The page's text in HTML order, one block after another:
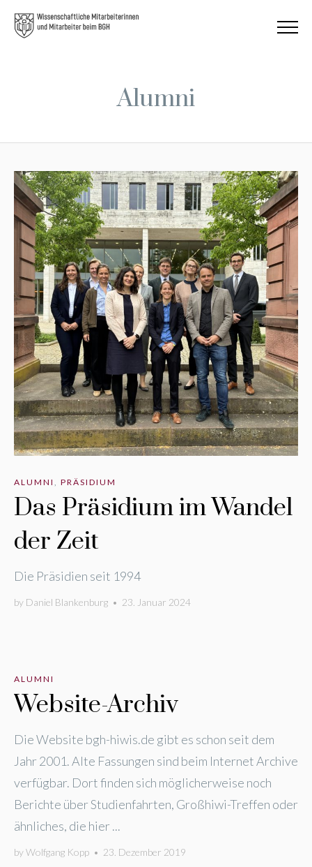
Alumni
ALUMNI , PRÄSIDIUM
Das Präsidium im Wandel
der Zeit
Die Präsidien seit 1994
by Daniel Blankenburg • 23. Januar 2024
ALUMNI
Website-Archiv
Die Website bgh-hiwis.de gibt es schon seit dem
Jahr 2001. Alte Fassungen sind beim Internet Archive
verfügbar. Dort finden sich möglicherweise noch
Berichte über Studienfahrten, Großhiwi-Treffen oder
ähnliches, die hier ...
byWolfgang Kopp • 23. Dezember 2019